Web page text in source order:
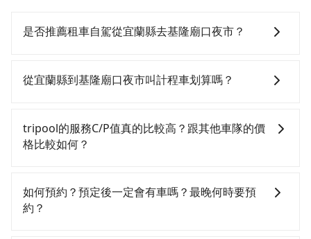
是否推薦租車自駕從宜蘭縣去基隆廟口夜市？
時不需要閉目養神（因為要自己開車），最重要的是你
$115~205承租小轎車，每公里再額外加收$3.2，從宜蘭
縣（宜蘭市）到基隆廟口夜市的花費預估為
40元路邊停車費用預估進去，但額外的汽車保險與可能
的罰單都需自付。再者，和運的iRent只提供最基本的車
從宜蘭縣到基隆廟口夜市叫計程車划算嗎？
灣大車隊、Uber、Line Taxi、Yoxi等，如果在路邊攔不
到車，也可考慮打電話至附近的計程車隊，如海山計程
專車服務可再更便宜。但如果你無法提前預約，或偏好
臨時叫車，那要注意宜蘭縣僅有合法計程車約750輛，計
tripool的服務C/P值真的比較高？跟其他車隊的價
格比較如何？
市場上稍具規模且合法經營的業者，有以短程與城市為
主的台灣大車隊、大都會、LINE Taxi、Uber，機場接送
如何預約？預定後一定會有車嗎？最晚何時要預
約？